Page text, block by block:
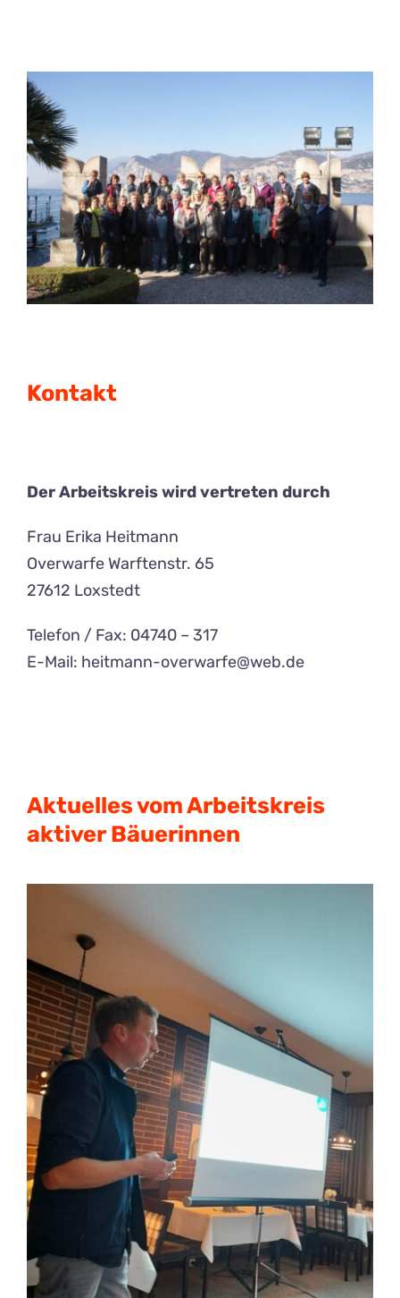
Kontakt
Der Arbeitskreis wird vertreten durch
Frau Erika Heitmann
Overwarfe Warftenstr. 65
27612 Loxstedt
Telefon / Fax: 04740 – 317
E-Mail: heitmann-overwarfe@web.de
Aktuelles vom Arbeitskreis
aktiver Bäuerinnen